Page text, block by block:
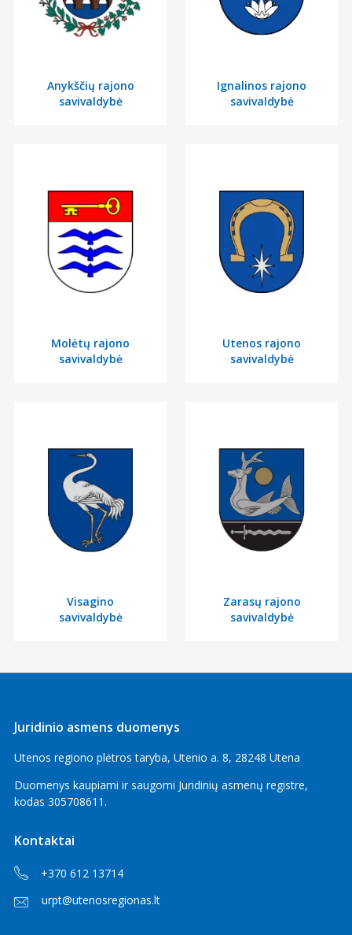
Anykščių rajono
savivaldybė
Ignalinos rajono
savivaldybė
Molėtų rajono
savivaldybė
Utenos rajono
savivaldybė
Visagino
savivaldybė
Zarasų rajono
savivaldybė
Juridinio asmens duomenys
Utenos regiono plėtros taryba, Utenio a. 8, 28248 Utena
Duomenys kaupiami ir saugomi Juridinių asmenų registre,
kodas 305708611 .
Kontaktai
+370 612 13714
urpt@utenosregionas.lt